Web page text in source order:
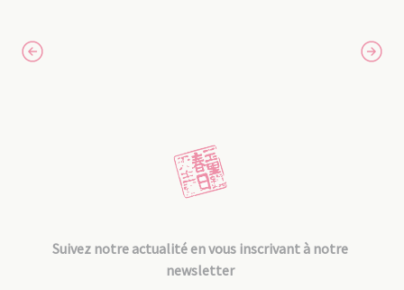
Suivez notre actualité en vous inscrivant à notre
newsletter